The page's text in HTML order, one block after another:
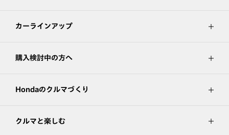
カーラインアップ
購入検討中の方へ
Hondaのクルマづくり
クルマと楽しむ